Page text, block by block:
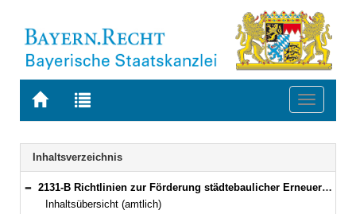
Zur
BAYERN.RECHT
Zur
letzten
Suche
Toggle
Navigation
Inhaltsverzeichnis
Bereich reduzieren
2131-B Richtlinien zur Förderung städtebaulicher Erneuerungsmaßnahmen (Städtebauförderungsrichtlinien – StBauFR) Bekanntmachung des Bayerischen Staatsministeriums für Wohnen, Bau und Verkehr vom 23. Oktober 2024, Az. 36-4607.1-6-1 (BayMBl. Nr. 524 )
Inhaltsübersicht (amtlich)